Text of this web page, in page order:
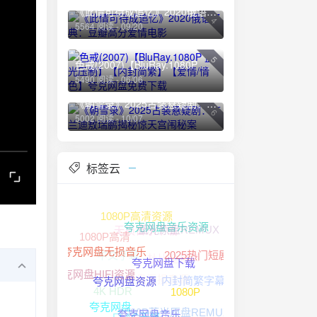
4
《此情可待成追忆》2020俄语经典：豆瓣高分爱情电影
5564 阅读 - 09/20
5
色戒(2007)【BluRay.1080P 蓝光压制】【内封简繁】【爱情/情色】夸克网盘免费下载
5490 阅读 - 06/06
6
《朝雪录》2025古装悬疑剧：李兰迪敖瑞鹏揭秘惊天宫闱秘案
5002 阅读 - 10/07
标签云
夸克网盘无损音乐
夸克网盘资源
夸克网盘下载
夸克网盘音乐资源
1080P高清资源
1080P高清
夸克网盘HIFI资源
夸克网盘
1080P
2025热门短剧
蓝光原盘REMUX
无损音乐下载
中文字幕
4K HDR
FLAC无损
1080P蓝光原盘REMUX
内封简繁字幕
夸克网盘无损音源